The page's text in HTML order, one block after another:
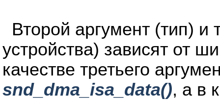
Второй аргумент (тип) и
устройства) зависят от
качестве третьего
snd_dma_isa_data(), а в